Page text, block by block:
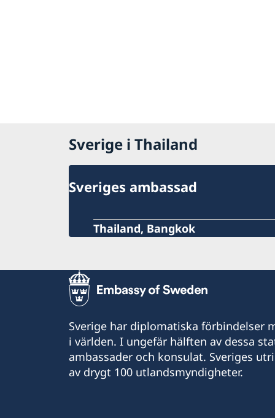
Sverige i Thailand
Sveriges ambassad
Thailand, Bangkok
Sverige har diplomatiska förbindelser
i världen. I ungefär hälften av dessa
ambassader och konsulat. Sveriges
av drygt 100 utlandsmyndigheter.